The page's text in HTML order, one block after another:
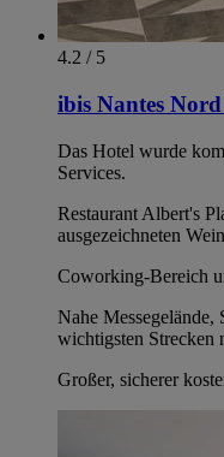
4.2 / 5
ibis Nantes
Das Hotel wurde
Services.
Restaurant Albert's
ausgezeichneten
Coworking-Bereich
Nahe Messegelände,
wichtigsten Strecken
Großer, sicherer